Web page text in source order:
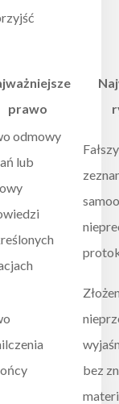
prawo
odmowy
lub
bez